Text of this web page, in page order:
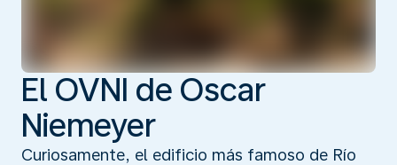
El OVNI de Oscar
Niemeyer
Curiosamente, el edificio más famoso de Río